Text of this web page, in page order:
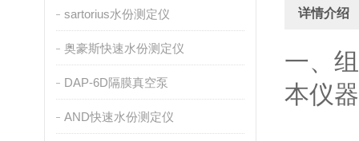
sartorius水份测定仪
奥豪斯快速水份测定仪
DAP-6D隔膜真空泵
AND快速水份测定仪
详情介绍
一、
本仪